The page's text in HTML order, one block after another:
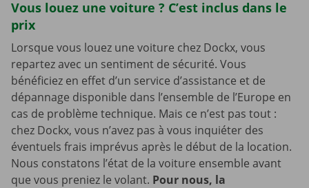
Vous louez une voiture ? C’est inclus dans le
prix
Lorsque vous louez une voiture chez Dockx, vous
repartez avec un sentiment de sécurité. Vous
bénéficiez en effet d’un service d’assistance et de
dépannage disponible dans l’ensemble de l’Europe en
cas de problème technique. Mais ce n’est pas tout :
chez Dockx, vous n’avez pas à vous inquiéter des
éventuels frais imprévus après le début de la location.
Nous constatons l’état de la voiture ensemble avant
que vous preniez le volant. Pour nous, la